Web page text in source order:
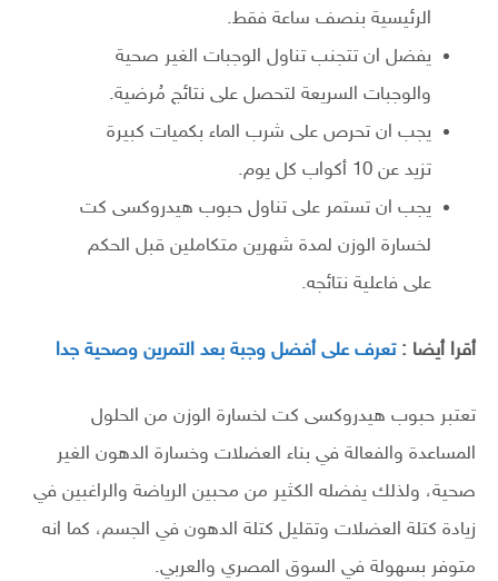
الرئيسية بنصف ساعة فقط.
يفضل ان تتجنب تناول الوجبات الغير صحية
والوجبات السريعة لتحصل على نتائج مُرضية.
يجب ان تحرص على شرب الماء بكميات كبيرة
تزيد عن 10 أكواب كل يوم.
يجب ان تستمر على تناول حبوب هيدروكسى كت
لخسارة الوزن لمدة شهرين متكاملين قبل الحكم
على فاعلية نتائجه.
أقرا أيضا :تعرف على أفضل وجبة بعد التمرين وصحية جدا
تعتبر حبوب هيدروكسى كت لخسارة الوزن من الحلول
المساعدة والفعالة في بناء العضلات وخسارة الدهون الغير
صحية، ولذلك يفضله الكثير من محبين الرياضة والراغبين في
زيادة كتلة العضلات وتقليل كتلة الدهون في الجسم، كما انه
متوفر بسهولة في السوق المصري والعربي.